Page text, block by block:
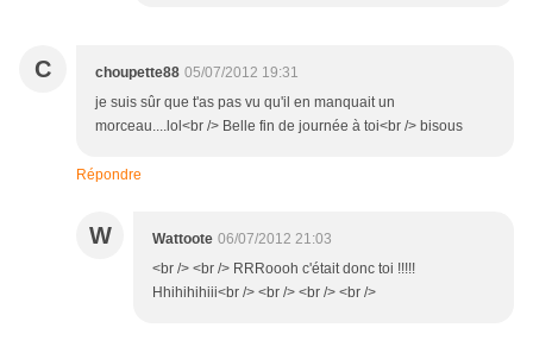
C choupette88 05/07/2012 19:31
je suis sûr que t'as pas vu qu'il en manquait un
morceau....lol<br /> Belle fin de journée à toi<br /> bisous
Répondre
W Wattoote 06/07/2012 21:03
<br /> <br /> RRRoooh c'était donc toi !!!!!
Hhihihihiii<br /> <br /> <br /> <br />